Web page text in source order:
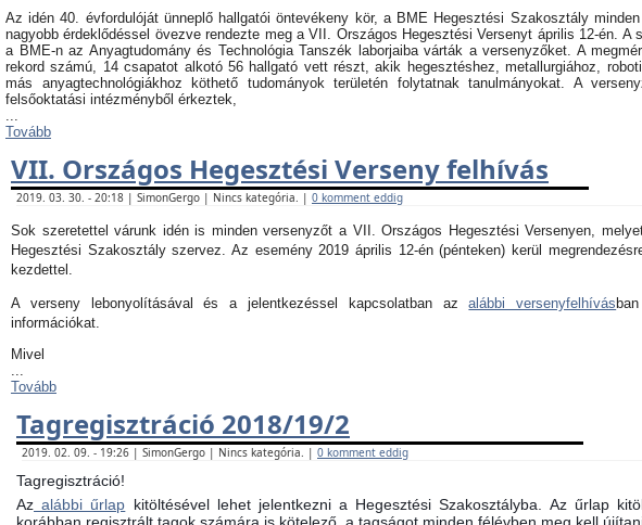
Az idén 40. évfordulóját ünneplő hallgatói öntevékeny kör, a BME Hegesztési Szakosztály minden
nagyobb érdeklődéssel övezve rendezte meg a VII. Országos Hegesztési Versenyt április 12-én. A
a BME-n az Anyagtudomány és Technológia Tanszék laborjaiba várták a versenyzőket. A
rekord számú, 14 csapatot alkotó 56 hallgató vett részt, akik hegesztéshez, metallurgiához,
más anyagtechnológiákhoz köthető tudományok területén folytatnak tanulmányokat. A
felsőoktatási intézményből érkeztek,
...
Tovább
VII. Országos Hegesztési Verseny felhívás
2019. 03. 30. - 20:18 | SimonGergo | Nincs kategória. | 0 komment eddig
Sok szeretettel várunk idén is minden versenyzőt a VII. Országos Hegesztési Versenyen,
Hegesztési Szakosztály szervez. Az esemény 2019 április 12-én (pénteken) kerül
kezdettel.
A verseny lebonyolításával és a jelentkezéssel kapcsolatban azalábbi versenyfelhívás
információkat.
Mivel
...
Tovább
Tagregisztráció 2018/19/2
2019. 02. 09. - 19:26 | SimonGergo | Nincs kategória. | 0 komment eddig
Tagregisztráció!
Az alábbi űrlap kitöltésével lehet jelentkezni a Hegesztési Szakosztályba. Az űrlap